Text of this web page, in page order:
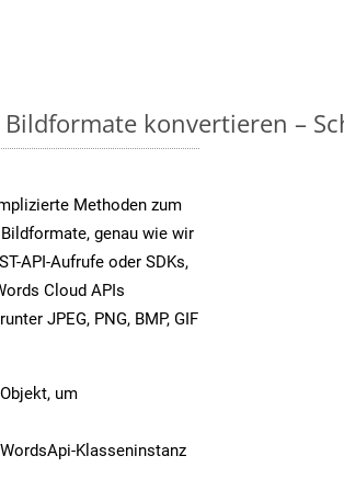
konvertieren –
Methoden zum
genau wie wir
API-Aufrufe oder SDKs,
Cloud APIs
JPEG, PNG, BMP, GIF
um
Klasseninstanz